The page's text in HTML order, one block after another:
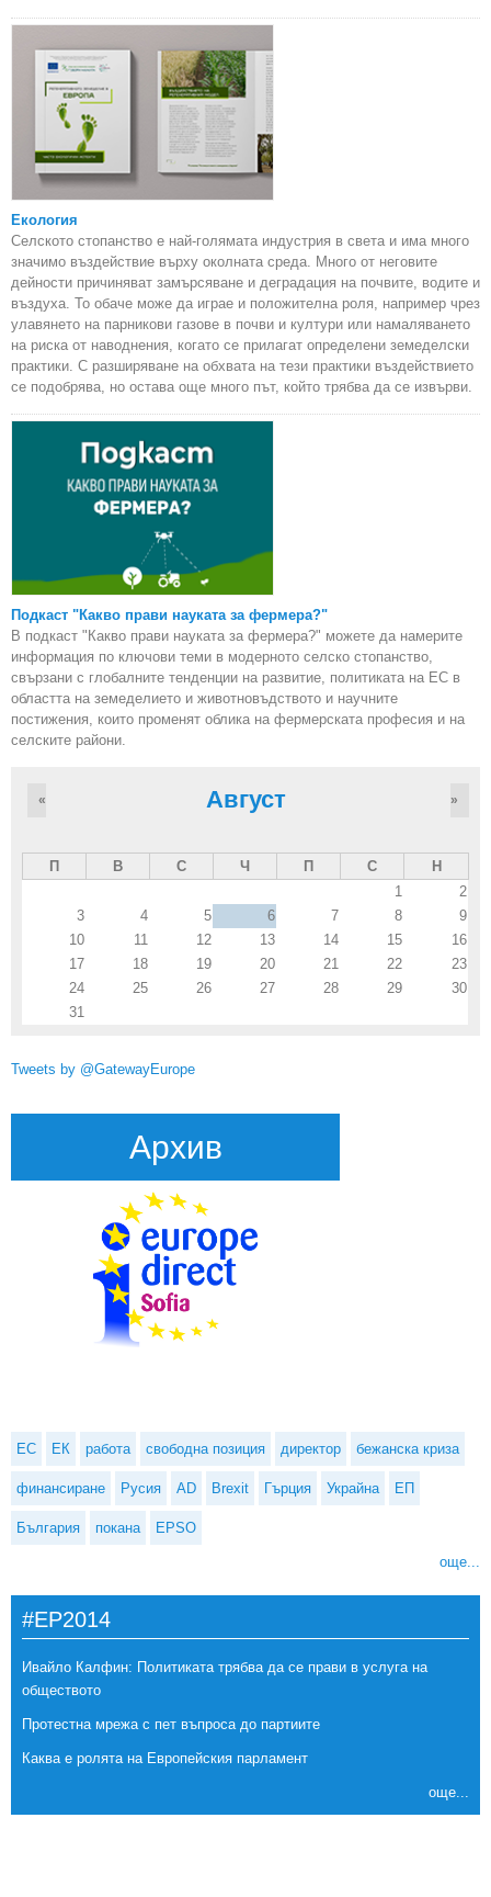
Екология
Селското стопанство е най-голямата индустрия в света и има много
значимо въздействие върху околната среда. Много от неговите
дейности причиняват замърсяване и деградация на почвите, водите и
въздуха. То обаче може да играе и положителна роля, например чрез
улавянето на парникови газове в почви и култури или намаляването
на риска от наводнения, когато се прилагат определени земеделски
практики. С разширяване на обхвата на тези практики въздействието
се подобрява, но остава още много път, който трябва да се извърви.
Подкаст "Какво прави науката за фермера?"
В подкаст "Какво прави науката за фермера?" можете да намерите
информация по ключови теми в модерното селско стопанство,
свързани с глобалните тенденции на развитие, политиката на ЕС в
областта на земеделието и животновъдството и научните
постижения, които променят облика на фермерската професия и на
селските райони.
Август
« »
П В С Ч П С
Н
1
2
3
4 5 6 7 8
9
10
11 12 13 14 15
16
17
18 19 20 21 22
23
24
25 26 27 28 29
30
31
Tweets by @GatewayEurope
Архив
ЕС ЕК работа свободна позиция директор бежанска криза
финансиране Русия AD Brexit Гърция Украйна ЕП
България покана EPSO
още...
#EP2014
Ивайло Калфин: Политиката трябва да се прави в услуга на
обществото
Протестна мрежа с пет въпроса до партиите
Каква е ролята на Европейския парламент
още...